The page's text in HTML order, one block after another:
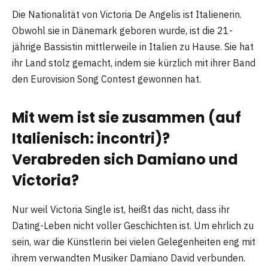
Die Nationalität von Victoria De Angelis ist Italienerin.
Obwohl sie in Dänemark geboren wurde, ist die 21-
jährige Bassistin mittlerweile in Italien zu Hause. Sie hat
ihr Land stolz gemacht, indem sie kürzlich mit ihrer Band
den Eurovision Song Contest gewonnen hat.
Mit wem ist sie zusammen (auf
Italienisch: incontri)?
Verabreden sich Damiano und
Victoria?
Nur weil Victoria Single ist, heißt das nicht, dass ihr
Dating-Leben nicht voller Geschichten ist. Um ehrlich zu
sein, war die Künstlerin bei vielen Gelegenheiten eng mit
ihrem verwandten Musiker Damiano David verbunden.